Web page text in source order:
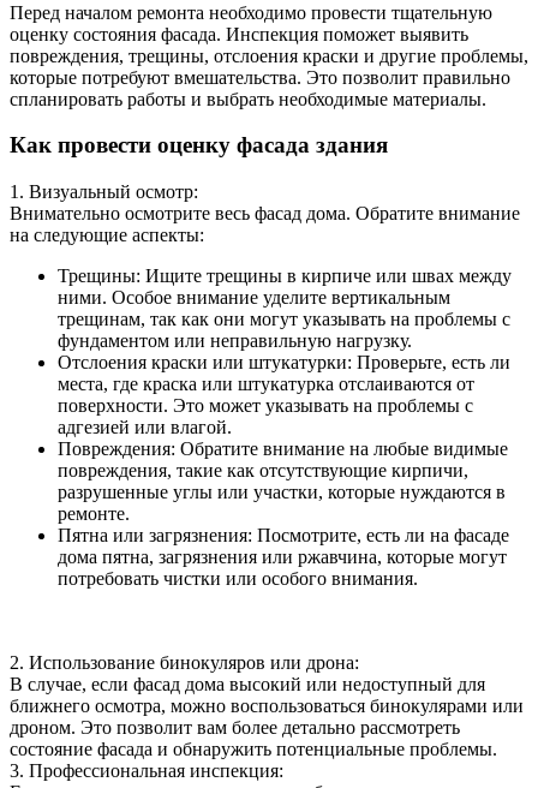
Перед началом ремонта необходимо провести тщательную
оценку состояния фасада. Инспекция поможет выявить
повреждения, трещины, отслоения краски и другие проблемы,
которые потребуют вмешательства. Это позволит правильно
спланировать работы и выбрать необходимые материалы.
Как провести оценку фасада здания
1. Визуальный осмотр:
Внимательно осмотрите весь фасад дома. Обратите внимание
на следующие аспекты:
Трещины: Ищите трещины в кирпиче или швах между
ними. Особое внимание уделите вертикальным
трещинам, так как они могут указывать на проблемы с
фундаментом или неправильную нагрузку.
Отслоения краски или штукатурки: Проверьте, есть ли
места, где краска или штукатурка отслаиваются от
поверхности. Это может указывать на проблемы с
адгезией или влагой.
Повреждения: Обратите внимание на любые видимые
повреждения, такие как отсутствующие кирпичи,
разрушенные углы или участки, которые нуждаются в
ремонте.
Пятна или загрязнения: Посмотрите, есть ли на фасаде
дома пятна, загрязнения или ржавчина, которые могут
потребовать чистки или особого внимания.
2. Использование бинокуляров или дрона:
В случае, если фасад дома высокий или недоступный для
ближнего осмотра, можно воспользоваться бинокулярами или
дроном. Это позволит вам более детально рассмотреть
состояние фасада и обнаружить потенциальные проблемы.
3. Профессиональная инспекция: